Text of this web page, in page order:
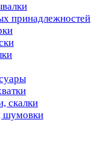
принадлежностей
скалки
шумовки